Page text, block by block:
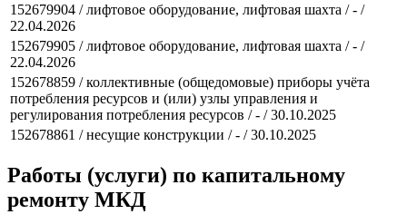
152679904 / лифтовое оборудование, лифтовая шахта / - /
22.04.2026
152679905 / лифтовое оборудование, лифтовая шахта / - /
22.04.2026
152678859 / коллективные (общедомовые) приборы учёта
потребления ресурсов и (или) узлы управления и
регулирования потребления ресурсов / - / 30.10.2025
152678861 / несущие конструкции / - / 30.10.2025
Работы (услуги) по капитальному
ремонту МКД